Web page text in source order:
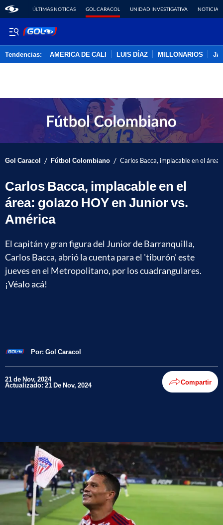
ÚLTIMAS NOTICAS GOL CARACOL UNIDAD INVESTIGATIVA NOTICIAS
Tendencias: AMERICA DE CALI LUIS DÍAZ MILLONARIOS
Gol Caracol / Fútbol Colombiano / Carlos Bacca, implacable en el
Carlos Bacca, implacable en el
área: golazo HOY en Junior vs.
América
El capitán y gran figura del Junior de Barranquilla,
Carlos Bacca, abrió la cuenta para el 'tiburón' este
jueves en el Metropolitano, por los cuadrangulares.
¡Véalo acá!
Por: Gol Caracol
21 de Nov, 2024
Actualizado: 21 De Nov, 2024 Compartir